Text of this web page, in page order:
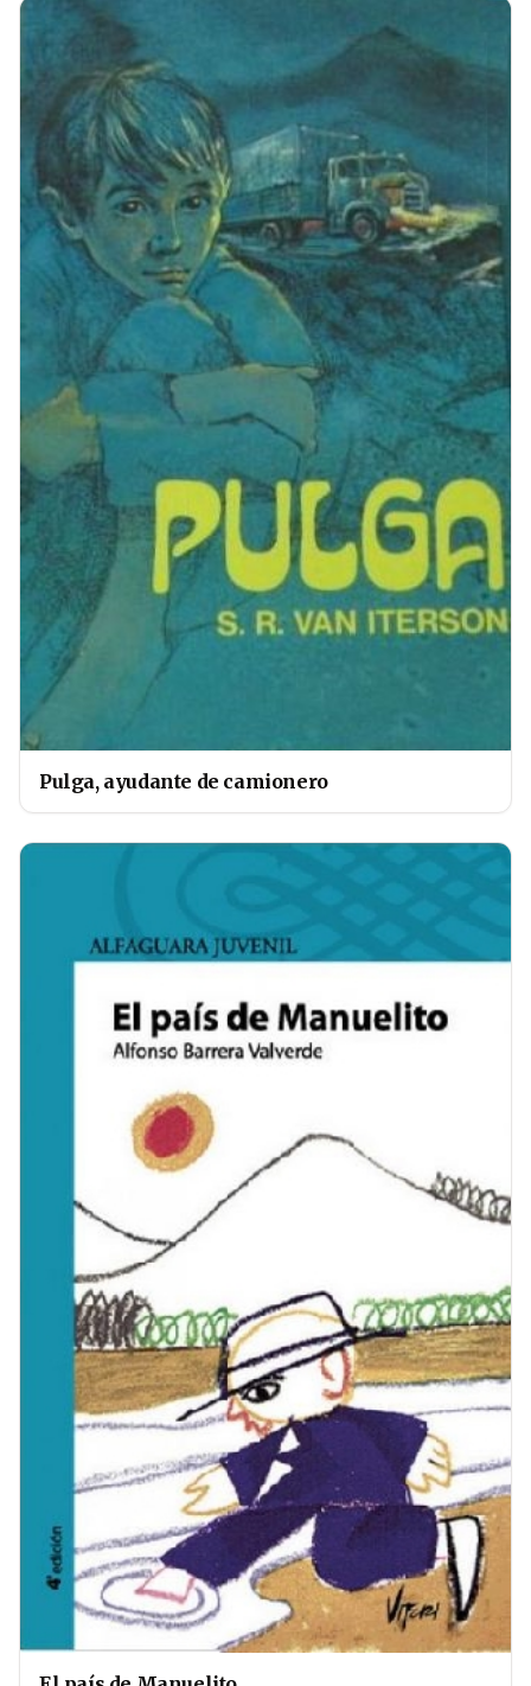
Pulga, ayudante de camionero